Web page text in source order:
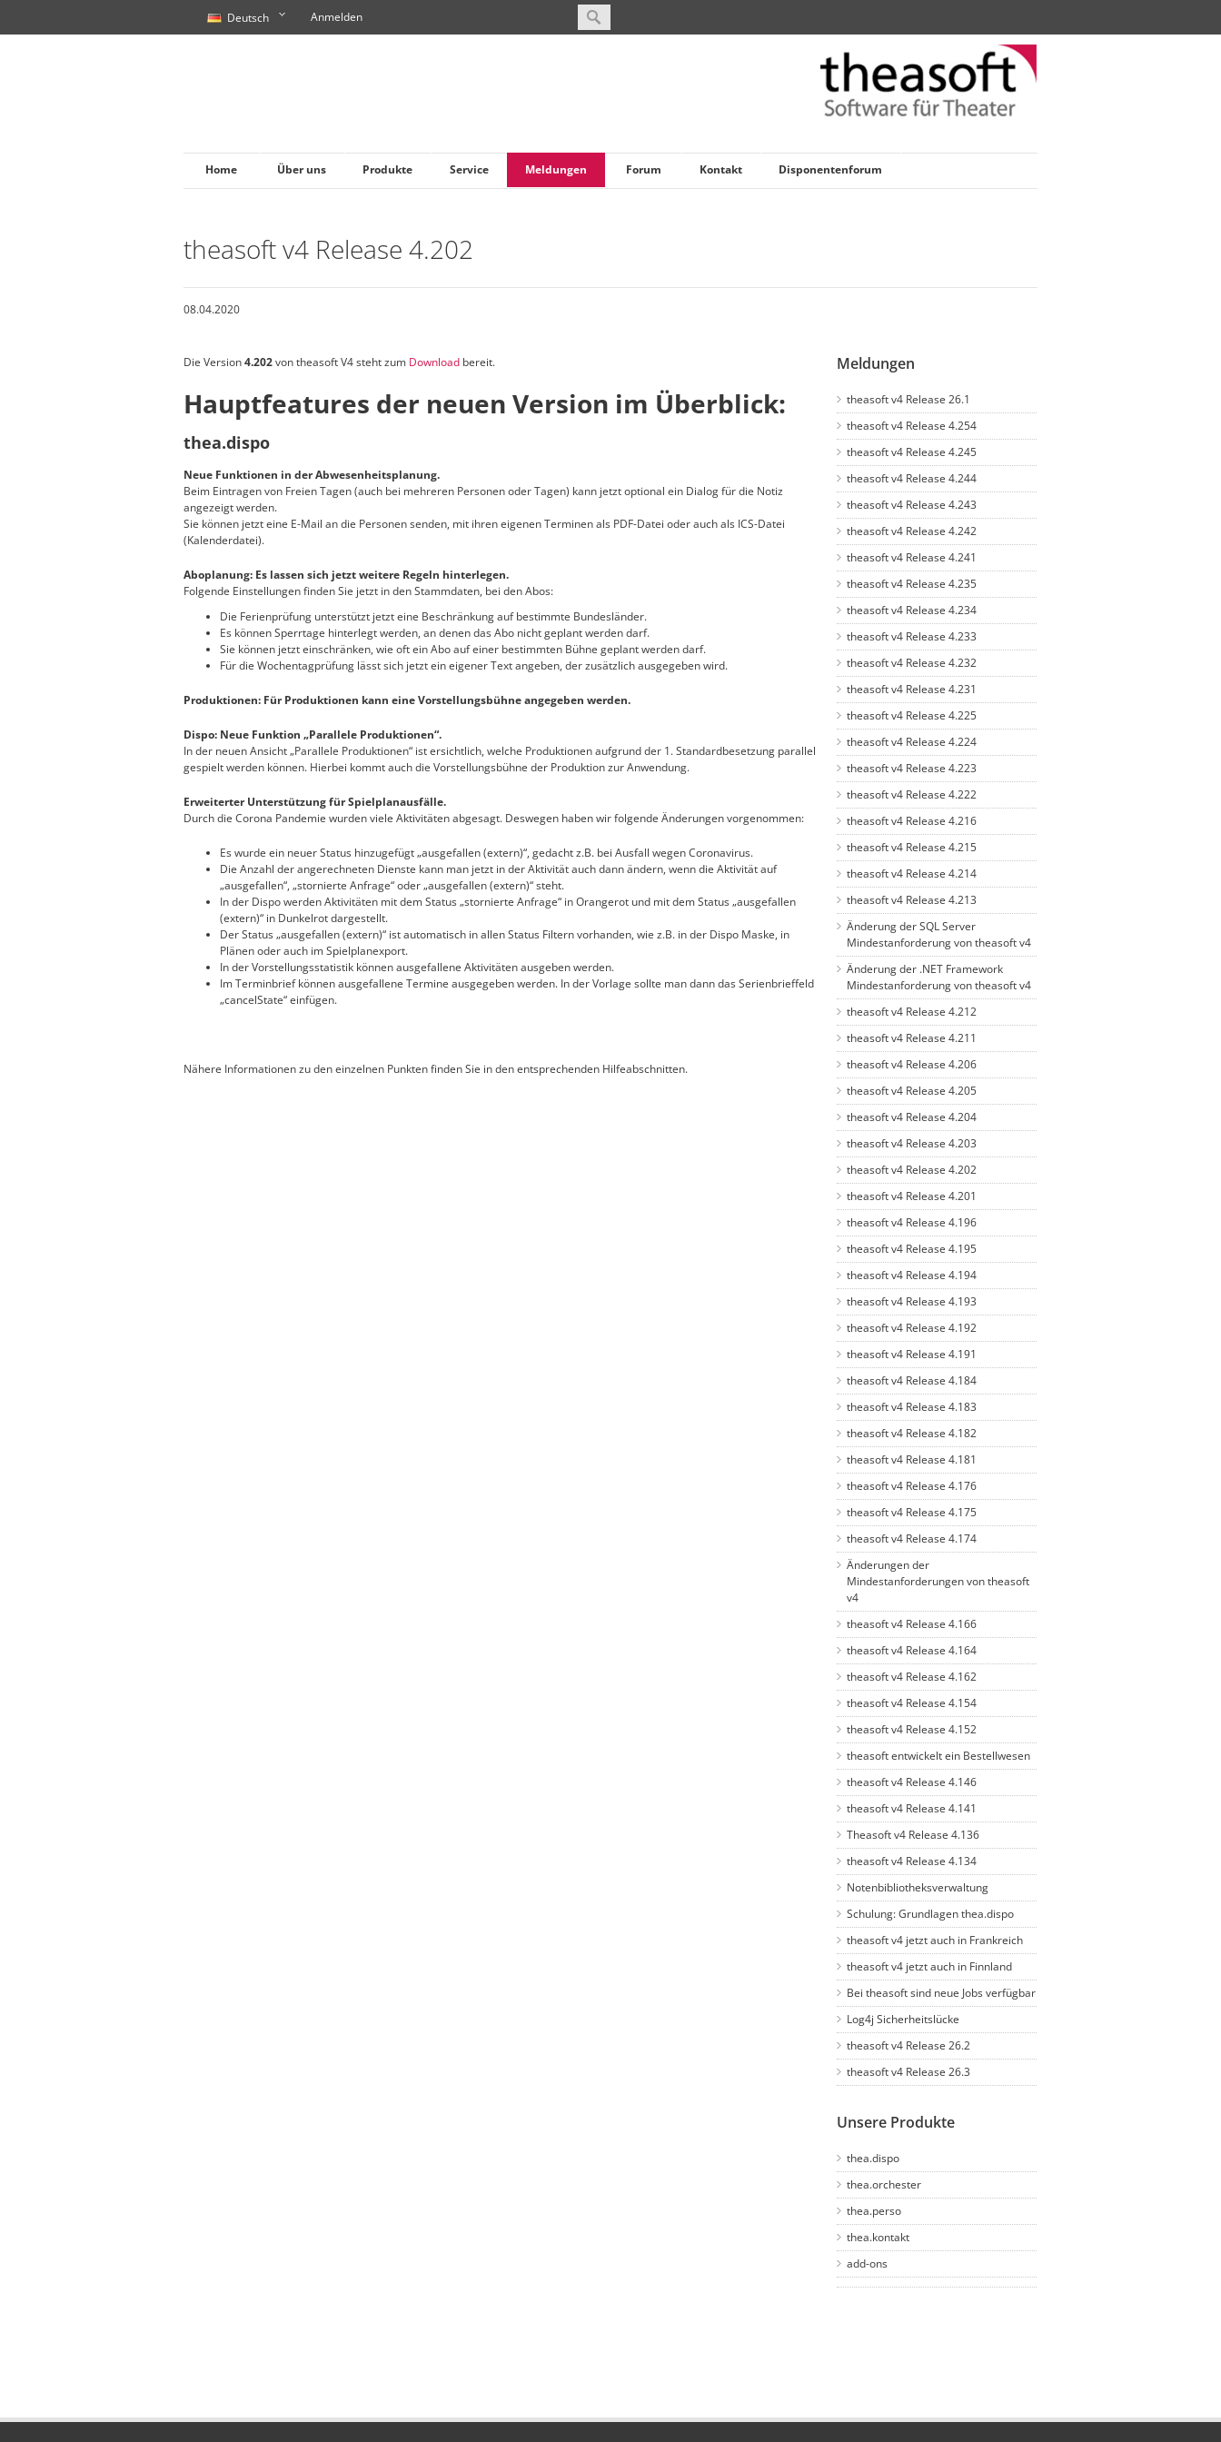
Deutsch Anmelden
Home Über uns Produkte Service Meldungen Forum Kontakt Disponentenforum
theasoft v4 Release 4.202
08.04.2020
Die Version4.202von theasoft V4 steht zum Download bereit.
Hauptfeatures der neuen Version im Überblick:
thea.dispo
Neue Funktionen in der Abwesenheitsplanung.
Beim Eintragen von Freien Tagen (auch bei mehreren Personen oder Tagen) kann jetzt optional ein Dialog für die Notiz
angezeigt werden.
Sie können jetzt eine E-Mail an die Personen senden, mit ihren eigenen Terminen als PDF-Datei oder auch als ICS-Datei
(Kalenderdatei).
Aboplanung: Es lassen sich jetzt weitere Regeln hinterlegen.
Folgende Einstellungen finden Sie jetzt in den Stammdaten, bei den Abos:
Die Ferienprüfung unterstützt jetzt eine Beschränkung auf bestimmte Bundesländer.
Es können Sperrtage hinterlegt werden, an denen das Abo nicht geplant werden darf.
Sie können jetzt einschränken, wie oft ein Abo auf einer bestimmten Bühne geplant werden darf.
Für die Wochentagprüfung lässt sich jetzt ein eigener Text angeben, der zusätzlich ausgegeben wird.
Produktionen: Für Produktionen kann eine Vorstellungsbühne angegeben werden.
Dispo: Neue Funktion „Parallele Produktionen“.
In der neuen Ansicht „Parallele Produktionen“ ist ersichtlich, welche Produktionen aufgrund der 1. Standardbesetzung parallel
gespielt werden können. Hierbei kommt auch die Vorstellungsbühne der Produktion zur Anwendung.
Erweiterter Unterstützung für Spielplanausfälle.
Durch die Corona Pandemie wurden viele Aktivitäten abgesagt. Deswegen haben wir folgende Änderungen vorgenommen:
Es wurde ein neuer Status hinzugefügt „ausgefallen (extern)“, gedacht z.B. bei Ausfall wegen Coronavirus.
Die Anzahl der angerechneten Dienste kann man jetzt in der Aktivität auch dann ändern, wenn die Aktivität auf
„ausgefallen“, „stornierte Anfrage“ oder „ausgefallen (extern)“ steht.
In der Dispo werden Aktivitäten mit dem Status „stornierte Anfrage“ in Orangerot und mit dem Status „ausgefallen
(extern)“ in Dunkelrot dargestellt.
Der Status „ausgefallen (extern)“ ist automatisch in allen Status Filtern vorhanden, wie z.B. in der Dispo Maske, in
Plänen oder auch im Spielplanexport.
In der Vorstellungsstatistik können ausgefallene Aktivitäten ausgeben werden.
Im Terminbrief können ausgefallene Termine ausgegeben werden. In der Vorlage sollte man dann das Serienbrieffeld
„cancelState“ einfügen.
Nähere Informationen zu den einzelnen Punkten finden Sie in den entsprechenden Hilfeabschnitten.
Meldungen
theasoft v4 Release 26.1
theasoft v4 Release 4.254
theasoft v4 Release 4.245
theasoft v4 Release 4.244
theasoft v4 Release 4.243
theasoft v4 Release 4.242
theasoft v4 Release 4.241
theasoft v4 Release 4.235
theasoft v4 Release 4.234
theasoft v4 Release 4.233
theasoft v4 Release 4.232
theasoft v4 Release 4.231
theasoft v4 Release 4.225
theasoft v4 Release 4.224
theasoft v4 Release 4.223
theasoft v4 Release 4.222
theasoft v4 Release 4.216
theasoft v4 Release 4.215
theasoft v4 Release 4.214
theasoft v4 Release 4.213
Änderung der SQL Server
Mindestanforderung von theasoft v4
Änderung der .NET Framework
Mindestanforderung von theasoft v4
theasoft v4 Release 4.212
theasoft v4 Release 4.211
theasoft v4 Release 4.206
theasoft v4 Release 4.205
theasoft v4 Release 4.204
theasoft v4 Release 4.203
theasoft v4 Release 4.202
theasoft v4 Release 4.201
theasoft v4 Release 4.196
theasoft v4 Release 4.195
theasoft v4 Release 4.194
theasoft v4 Release 4.193
theasoft v4 Release 4.192
theasoft v4 Release 4.191
theasoft v4 Release 4.184
theasoft v4 Release 4.183
theasoft v4 Release 4.182
theasoft v4 Release 4.181
theasoft v4 Release 4.176
theasoft v4 Release 4.175
theasoft v4 Release 4.174
Änderungen der
Mindestanforderungen von theasoft
v4
theasoft v4 Release 4.166
theasoft v4 Release 4.164
theasoft v4 Release 4.162
theasoft v4 Release 4.154
theasoft v4 Release 4.152
theasoft entwickelt ein Bestellwesen
theasoft v4 Release 4.146
theasoft v4 Release 4.141
Theasoft v4 Release 4.136
theasoft v4 Release 4.134
Notenbibliotheksverwaltung
Schulung: Grundlagen thea.dispo
theasoft v4 jetzt auch in Frankreich
theasoft v4 jetzt auch in Finnland
Bei theasoft sind neue Jobs verfügbar
Log4j Sicherheitslücke
theasoft v4 Release 26.2
theasoft v4 Release 26.3
Unsere Produkte
thea.dispo
thea.orchester
thea.perso
thea.kontakt
add-ons